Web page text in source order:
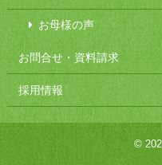
お母様の声
お問合せ・資料請求
採用情報
©